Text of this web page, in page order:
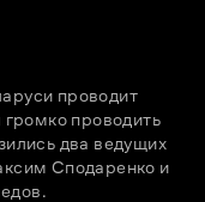
проводит
проводить
два ведущих
Сподаренко и